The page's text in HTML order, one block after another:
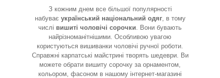
З кожним днем все більшої популярності
набуває український національний одяг, в тому
числі вишиті чоловічі сорочки . Вони бувають
найрізноманітнішими. Особливою увагою
користуються вишиванки чоловічі ручної роботи.
Справжні карпатські майстрині творять шедеври. Ви
можете обрати вишиту сорочку за орнаментом,
кольором, фасоном в нашому інтернет-магазині